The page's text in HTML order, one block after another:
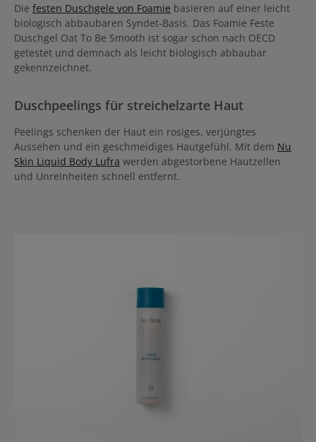
Die festen Duschgele von Foamie basieren auf einer leicht
biologisch abbaubaren Syndet-Basis. Das Foamie Feste
Duschgel Oat To Be Smooth ist sogar schon nach OECD
getestet und demnach als leicht biologisch abbaubar
gekennzeichnet.
Duschpeelings für streichelzarte Haut
Peelings schenken der Haut ein rosiges, verjüngtes
Aussehen und ein geschmeidiges Hautgefühl. Mit dem Nu
Skin Liquid Body Lufra werden abgestorbene Hautzellen
und Unreinheiten schnell entfernt.